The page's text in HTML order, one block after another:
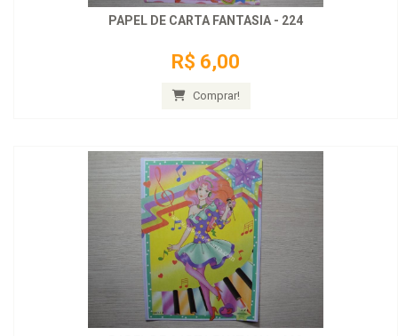
PAPEL DE CARTA FANTASIA - 224
R$ 6,00
Comprar!